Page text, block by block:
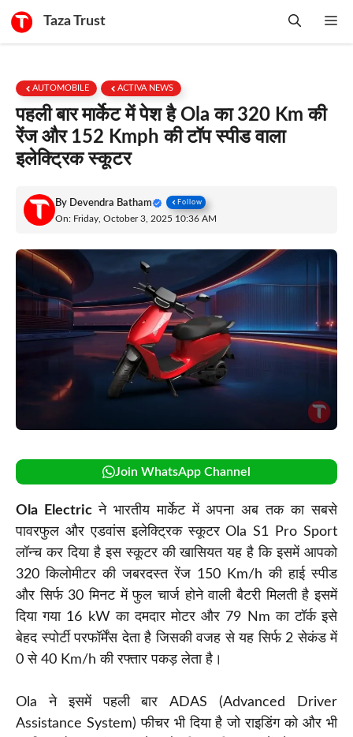
Taza Trust
AUTOMOBILE ACTIVA NEWS
पहली बार मार्केट में पेश है Ola का 320 Km की
रेंज और 152 Kmph की टॉप स्पीड वाला
इलेक्ट्रिक स्कूटर
By Devendra Batham Follow
On: Friday, October 3, 2025 10:36 AM
Join WhatsApp Channel
Ola Electricने भारतीय मार्केट में अपना अब तक का सबसे
पावरफुल और एडवांस इलेक्ट्रिक स्कूटर Ola S1 Pro Sport
लॉन्च कर दिया है इस स्कूटर की खासियत यह है कि इसमें आपको
320 किलोमीटर की जबरदस्त रेंज 150 Km/h की हाई स्पीड
और सिर्फ 30 मिनट में फुल चार्ज होने वाली बैटरी मिलती है इसमें
दिया गया 16 kW का दमदार मोटर और 79 Nm का टॉर्क इसे
बेहद स्पोर्टी परफॉर्मेंस देता है जिसकी वजह से यह सिर्फ 2 सेकंड में
0 से 40 Km/h की रफ्तार पकड़ लेता है।
Ola ने इसमें पहली बार ADAS (Advanced Driver
Assistance System) फीचर भी दिया है जो राइडिंग को और भी